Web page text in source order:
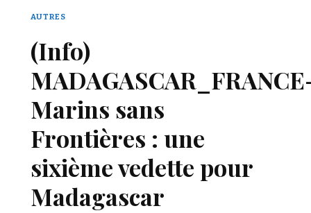
AUTRES
(Info)
Marins sans
Frontières : une
sixième vedette pour
Madagascar